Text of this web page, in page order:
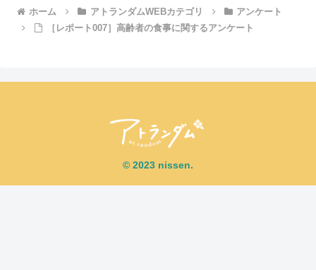
ホーム アトランダムWEBカテゴリ
アンケート
［レポート007］高齢者の食事に関するアンケート
© 2023 nissen.